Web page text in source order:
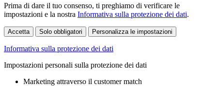
Prima di dare il tuo consenso, ti preghiamo di verificare le
impostazioni e la nostra Informativa sulla protezione dei dati.
Accetta Solo obbligatori Personalizza le impostazioni
Informativa sulla protezione dei dati
Impostazioni personali sulla protezione dei dati
Marketing attraverso il customer match